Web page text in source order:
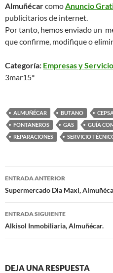
Almuñécarcomo Anuncio
publicitarios de internet.
Por tanto, hemos enviado un
que confirme, modifique o
Categoría: Empresas y
3mar15*
ALMUÑÉCAR BUTANO
FONTANEROS
GAS
GUÍA
REPARACIONES
SERVICIO
Navegación
de
entradas
ENTRADA ANTERIOR
Supermercado Dia Maxi,
ENTRADA SIGUIENTE
Alkisol Inmobiliaria, Almuñécar.
DEJA UNA RESPUESTA